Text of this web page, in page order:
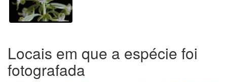
Locais em que a espécie foi
fotografada